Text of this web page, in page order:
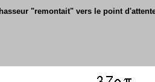
"remontait" vers le point